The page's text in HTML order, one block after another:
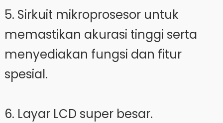
5. Sirkuit mikroprosesor untuk
memastikan akurasi tinggi serta
menyediakan fungsi dan fitur
spesial.
6. Layar LCD super besar.